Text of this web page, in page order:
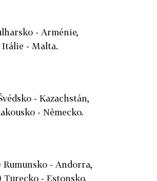
- Arménie,
Itálie - Malta.
- Kazachstán,
- Německo.
Rumunsko - Andorra,
- Estonsko,